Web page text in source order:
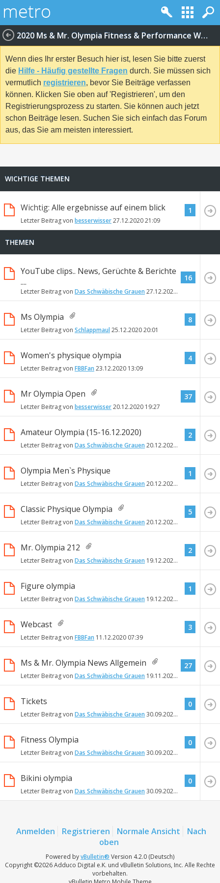
2020 Ms & Mr. Olympia Fitness & Performance Weekend
Wenn dies Ihr erster Besuch hier ist, lesen Sie bitte zuerst
die Hilfe - Häufig gestellte Fragen durch. Sie müssen sich
vermutlich registrieren, bevor Sie Beiträge verfassen
können. Klicken Sie oben auf 'Registrieren', um den
Registrierungsprozess zu starten. Sie können auch jetzt
schon Beiträge lesen. Suchen Sie sich einfach das Forum
aus, das Sie am meisten interessiert.
WICHTIGE THEMEN
Wichtig: Alle ergebnisse auf einem blick
Letzter Beitrag von besserwisser27.12.202021:09
1
THEMEN
YouTube clips.. News, Gerüchte & Berichte
....
Letzter Beitrag von Das Schwäbische Grauen 27.12.2020
16
Ms Olympia
Letzter Beitrag von Schlappmaul25.12.202020:01
8
Women's physique olympia
Letzter Beitrag von FBBFan 23.12.2020 13:09
4
Mr Olympia Open
Letzter Beitrag von besserwisser20.12.2020 19:27
37
Amateur Olympia (15-16.12.2020)
Letzter Beitrag von Das Schwäbische Grauen 20.12.2020
2
Olympia Men`s Physique
Letzter Beitrag von Das Schwäbische Grauen 20.12.2020
1
Classic Physique Olympia
Letzter Beitrag von Das Schwäbische Grauen 20.12.2020
5
Mr. Olympia 212
Letzter Beitrag von Das Schwäbische Grauen 19.12.2020
2
Figure olympia
Letzter Beitrag von Das Schwäbische Grauen 19.12.2020
1
Webcast
Letzter Beitrag von FBBFan 11.12.2020 07:39
3
Ms & Mr. Olympia News Allgemein
Letzter Beitrag von Das Schwäbische Grauen 19.11.2020
27
Tickets
Letzter Beitrag von Das Schwäbische Grauen 30.09.2020
0
Fitness Olympia
Letzter Beitrag von Das Schwäbische Grauen 30.09.2020
0
Bikini olympia
Letzter Beitrag von Das Schwäbische Grauen 30.09.2020
0
Anmelden Registrieren Normale Ansicht
Nach
oben
Powered byvBulletin® Version 4.2.0 (Deutsch)
Copyright ©2026 Adduco Digital e.K. und vBulletin Solutions, Inc. Alle Rechte
vorbehalten.